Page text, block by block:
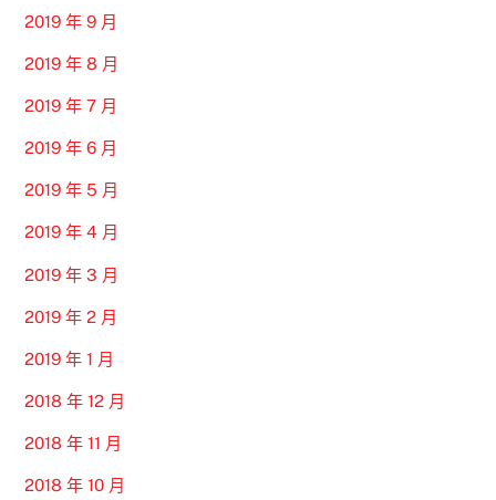
2019 年 9 月
2019 年 8 月
2019 年 7 月
2019 年 6 月
2019 年 5 月
2019 年 4 月
2019 年 3 月
2019 年 2 月
2019 年 1 月
2018 年 12 月
2018 年 11 月
2018 年 10 月